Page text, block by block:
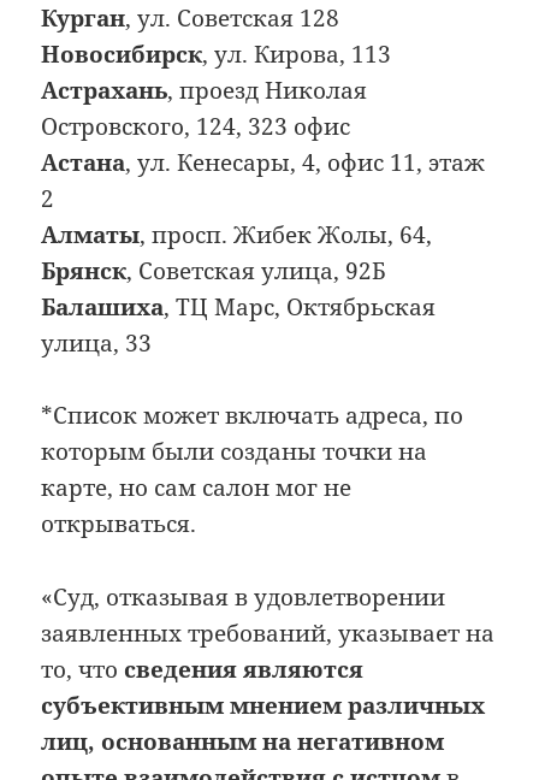
Курган, ул. Советская 128
Новосибирск, ул. Кирова, 113
Астрахань, проезд Николая
Островского, 124, 323 офис
Астана, ул. Кенесары, 4, офис 11, этаж
2
Алматы, просп. Жибек Жолы, 64,
Брянск, Советская улица, 92Б
Балашиха, ТЦ Марс, Октябрьская
улица, 33
*Список может включать адреса, по
которым были созданы точки на
карте, но сам салон мог не
открываться.
«Суд, отказывая в удовлетворении
заявленных требований, указывает на
то, что сведения являются
субъективным мнением различных
лиц, основанным на негативном